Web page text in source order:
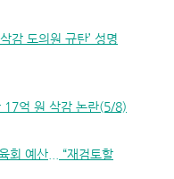
감 도의원 규탄’ 성명
17억 원 삭감 논란(5/8)
회 예산... “재검토할